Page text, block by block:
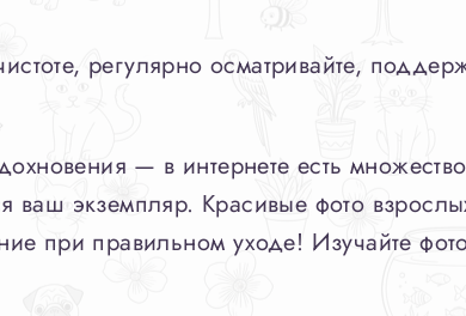
регулярно осматривайте,
— в интернете есть множество
ваш экземпляр. Красивые фото
при правильном уходе! Изучайте